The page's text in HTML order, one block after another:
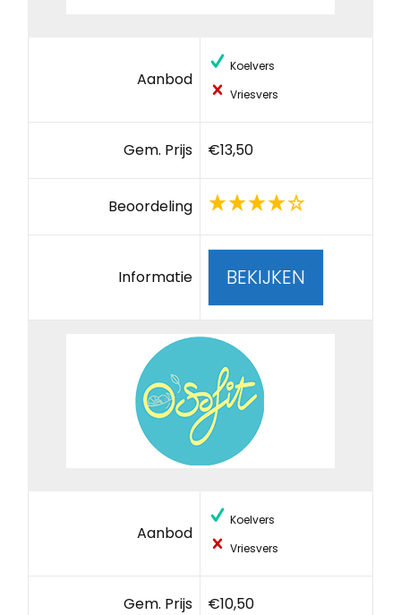
Aanbod
Koelvers
Vriesvers
Gem. Prijs €13,50
Beoordeling
Informatie BEKIJKEN
Aanbod
Koelvers
Vriesvers
Gem. Prijs €10,50